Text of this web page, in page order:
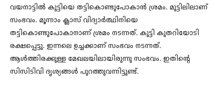
വയനാട്ടില്‍ കുട്ടിയെ തട്ടികൊണ്ടുപോകാന്‍ ശ്രമം. മുട്ടിലിലാണ്
സംഭവം. മൂന്നാം ക്ലാസ് വിദ്യാര്‍ത്ഥിനിയെ
തട്ടികൊണ്ടുപോകാനാണ് ശ്രമം നടന്നത്. കുട്ടി കുതറിയോടി
രക്ഷപ്പെട്ടു. ഇന്നലെ ഉച്ചക്കാണ് സംഭവം നടന്നത്.
ആള്‍ത്തിരക്കുള്ള മേഖലയിലായിരുന്നു സംഭവം. ഇതിന്റെ
സിസിടിവി ദൃശ്യങ്ങള്‍ പുറത്തുവന്നിട്ടുണ്ട്.